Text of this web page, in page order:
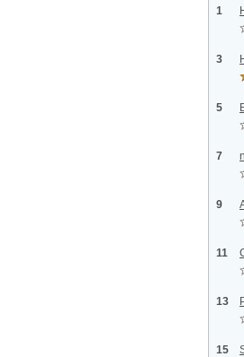
1
3
5
7
9
11
13
15